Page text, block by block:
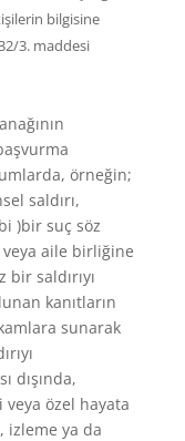
bilgisine
3. maddesi
örneğin;
saldırı,
)bir suç söz
aile birliğine
saldırıyı
kanıtların
sunarak
dışında,
özel hayata
izleme ya da